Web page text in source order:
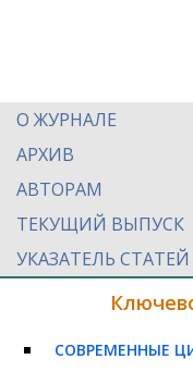
О ЖУРНАЛЕ
АРХИВ
АВТОРАМ
ТЕКУЩИЙ ВЫПУСК
УКАЗАТЕЛЬ СТАТЕЙ
СОВРЕМЕННЫЕ